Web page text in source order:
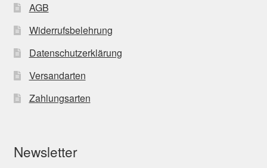
AGB
Widerrufsbelehrung
Datenschutzerklärung
Versandarten
Zahlungsarten
Newsletter